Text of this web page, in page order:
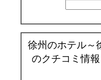
徐州のホテル～
のクチコミ情